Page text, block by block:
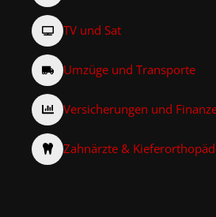
TV und Sat
Umzüge und Transporte
Versicherungen und
Zahnärzte &